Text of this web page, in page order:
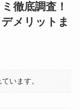
徹底調査！
メリットま
います。